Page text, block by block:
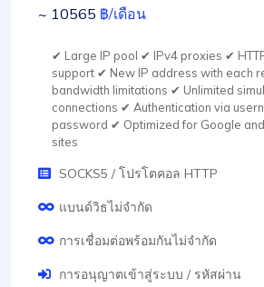
~ 10565 ฿/เดือน
✔ Large IP pool ✔ IPv4 proxies ✔
support ✔ New IP address with each
bandwidth limitations ✔ Unlimited
connections ✔ Authentication via
password ✔ Optimized for Google
sites
SOCKS5 / โปรโตคอล HTTP
แบนด์วิธไม่จำกัด
การเชื่อมต่อพร้อมกันไม่จำกัด
การอนุญาตเข้าสู่ระบบ / รหัสผ่าน